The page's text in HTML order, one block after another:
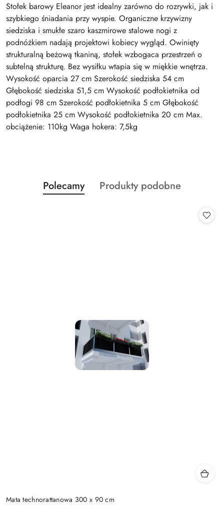
Stołek barowy Eleanor jest idealny zarówno do rozrywki, jak i
szybkiego śniadania przy wyspie. Organiczne krzywizny
siedziska i smukłe szaro kaszmirowe stalowe nogi z
podnóżkiem nadają projektowi kobiecy wygląd. Owinięty
strukturalną beżową tkaniną, stołek wzbogaca przestrzeń o
subtelną strukturę. Bez wysiłku wtapia się w miękkie wnętrza.
Wysokość oparcia 27 cm Szerokość siedziska 54 cm
Głębokość siedziska 51,5 cm Wysokość podłokietnika od
podłogi 98 cm Szerokość podłokietnika 5 cm Głębokość
podłokietnika 25 cm Wysokość podłokietnika 20 cm Max.
obciążenie: 110kg Waga hokera: 7,5kg
Pomiń karuzelę produktów
Produkty
o
Polecamy
Produkty
Produkty podobne
Mata technorattanowa 300 x 90 cm